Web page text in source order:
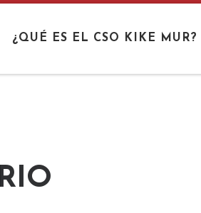
¿QUÉ ES EL CSO KIKE MUR?